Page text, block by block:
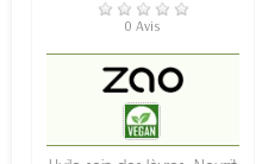
EN STOCK
0 Avis